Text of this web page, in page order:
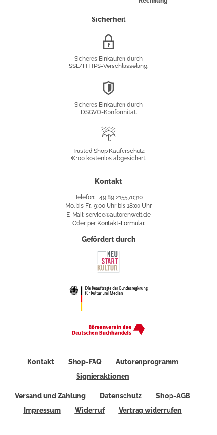
Sicherheit
Sicheres Einkaufen durch
SSL/HTTPS-Verschlüsselung.
Sicheres Einkaufen durch
DSGVO-Konformität.
Käuferschutz
Trusted Shop Käuferschutz
€100 kostenlos abgesichert.
Kontakt
Telefon: +49 89 215570310
Mo. bis Fr., 9:00 Uhr bis 18:00 Uhr
E-Mail: service@autorenwelt.de
Oder per Kontakt-Formular.
Gefördert durch
Kontakt Shop-FAQ
Autorenprogramm
Signieraktionen
Versand und Zahlung Datenschutz
Shop-AGB
Impressum
Widerruf Vertrag widerrufen